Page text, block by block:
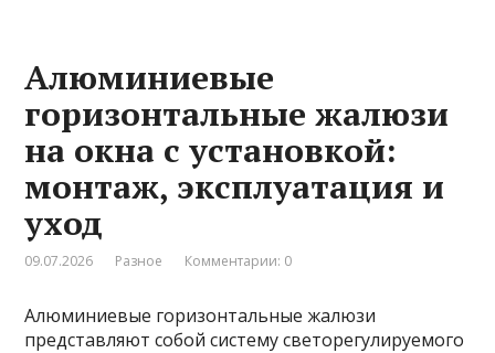
Алюминиевые
горизонтальные жалюзи
на окна с установкой:
монтаж, эксплуатация и
уход
09.07.2026 Разное Комментарии: 0
Алюминиевые горизонтальные жалюзи
представляют собой систему светорегулируемого